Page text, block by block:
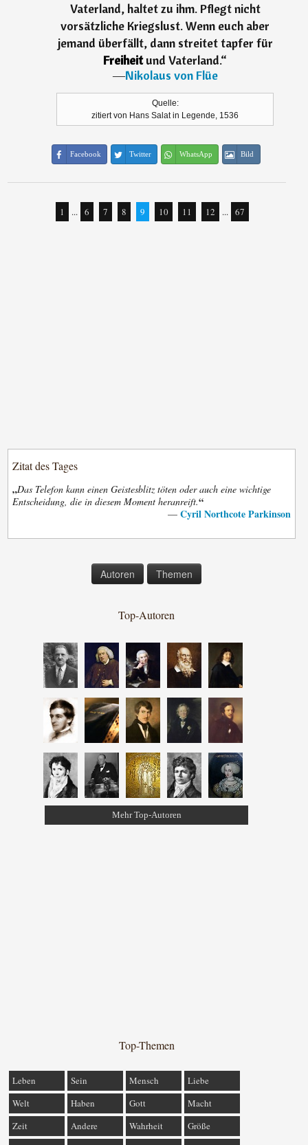
Vaterland, haltet zu ihm. Pflegt nicht
vorsätzliche Kriegslust. Wenn euch aber
jemand überfällt, dann streitet tapfer für
Freiheitund Vaterland.“
―Nikolaus von Flüe
Quelle:
zitiert von Hans Salat in Legende, 1536
Facebook Twitter WhatsApp Bild
1 ... 6 7 8 9 10 11 12 ... 67
Zitat des Tages
„Das Telefon kann einen Geistesblitz töten oder auch eine wichtige
Entscheidung, die in diesem Moment heranreift.“
— Cyril Northcote Parkinson
Autoren Themen
Top-Autoren
Mehr Top-Autoren
Top-Themen
Leben Sein Mensch
Liebe
Welt
Haben Gott
Macht
Zeit
Andere Wahrheit
Größe